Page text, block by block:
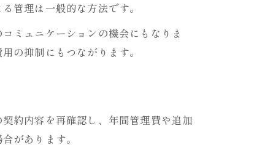
管理は一般的な方法です。
ミュニケーションの機会にもなりま
の抑制にもつながります。
約内容を再確認し、年間管理費や追加
があります。